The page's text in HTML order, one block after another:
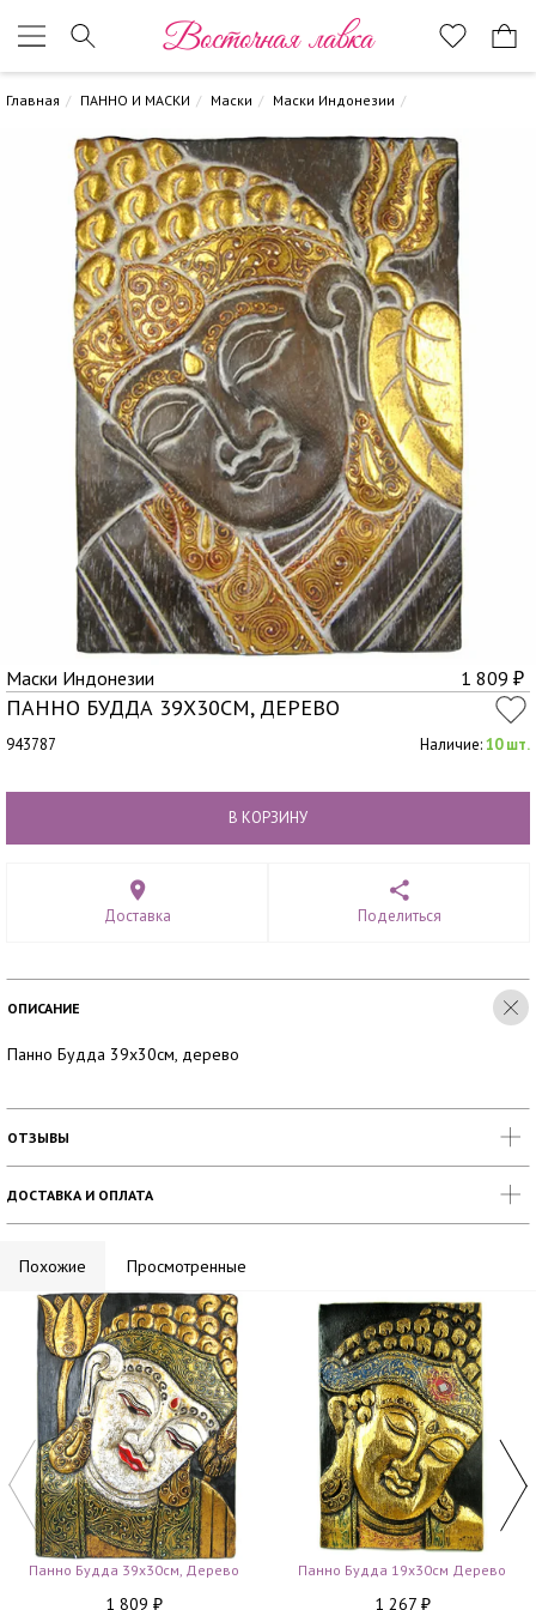
Восточная лавка
Главная ПАННО И МАСКИ Маски Маски Индонезии
Маски Индонезии 1 809 ₽
ПАННО БУДДА 39Х30СМ, ДЕРЕВО
943787 Наличие:10 шт.
В КОРЗИНУ
Доставка Поделиться
ОПИСАНИЕ
Панно Будда 39х30см, дерево
ОТЗЫВЫ
ДОСТАВКА И ОПЛАТА
Похожие Просмотренные
Панно Будда 39х30см, Дерево
1 809 ₽
Панно Будда 19х30см Дерево
1 267 ₽